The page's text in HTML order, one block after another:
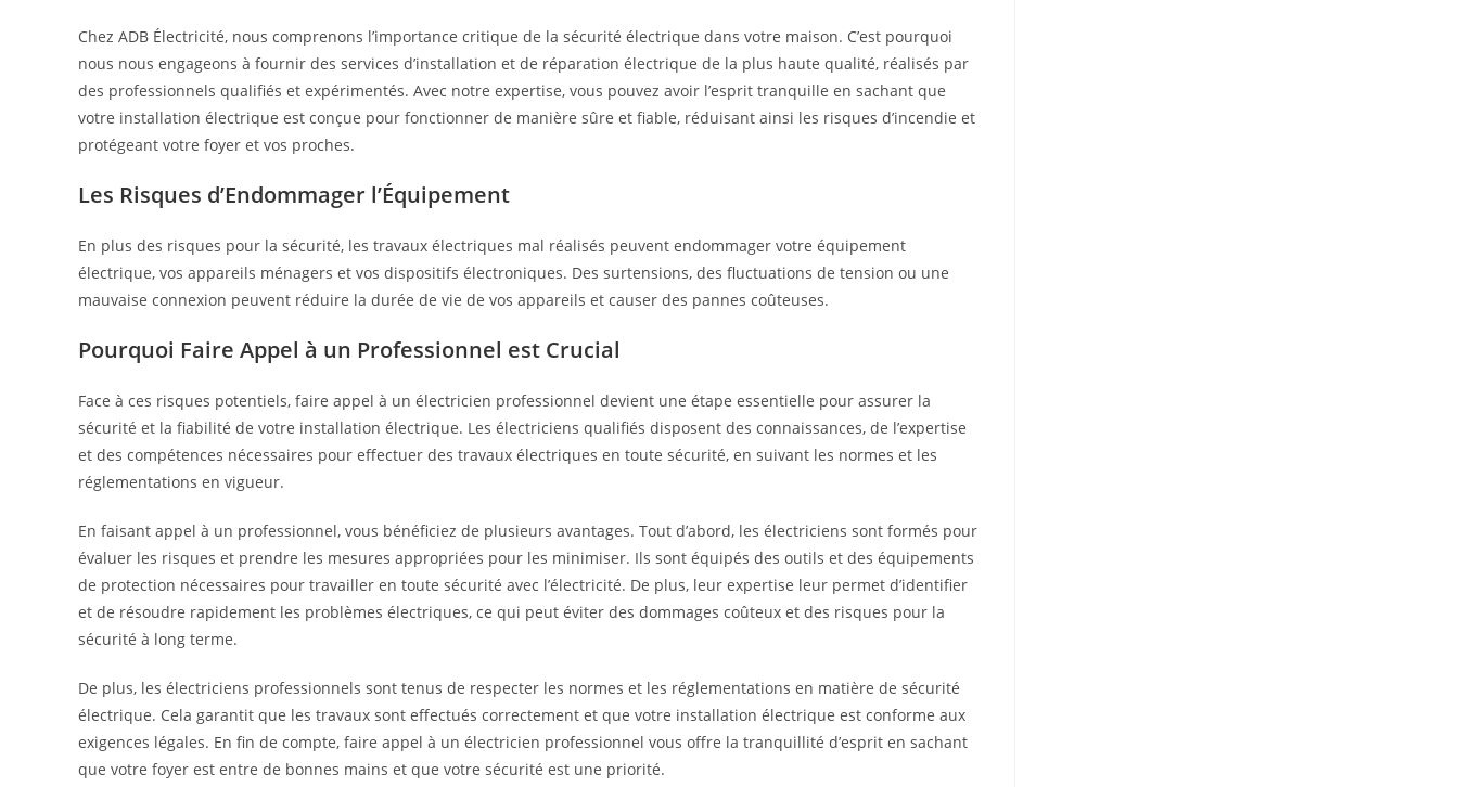
Chez ADB Électricité, nous comprenons l’importance critique de la sécurité électrique dans votre maison. C’est pourquoi
nous nous engageons à fournir des services d’installation et de réparation électrique de la plus haute qualité, réalisés par
des professionnels qualifiés et expérimentés. Avec notre expertise, vous pouvez avoir l’esprit tranquille en sachant que
votre installation électrique est conçue pour fonctionner de manière sûre et fiable, réduisant ainsi les risques d’incendie et
protégeant votre foyer et vos proches.
Les Risques d’Endommager l’Équipement
En plus des risques pour la sécurité, les travaux électriques mal réalisés peuvent endommager votre équipement
électrique, vos appareils ménagers et vos dispositifs électroniques. Des surtensions, des fluctuations de tension ou une
mauvaise connexion peuvent réduire la durée de vie de vos appareils et causer des pannes coûteuses.
Pourquoi Faire Appel à un Professionnel est Crucial
Face à ces risques potentiels, faire appel à un électricien professionnel devient une étape essentielle pour assurer la
sécurité et la fiabilité de votre installation électrique. Les électriciens qualifiés disposent des connaissances, de l’expertise
et des compétences nécessaires pour effectuer des travaux électriques en toute sécurité, en suivant les normes et les
réglementations en vigueur.
En faisant appel à un professionnel, vous bénéficiez de plusieurs avantages. Tout d’abord, les électriciens sont formés pour
évaluer les risques et prendre les mesures appropriées pour les minimiser. Ils sont équipés des outils et des équipements
de protection nécessaires pour travailler en toute sécurité avec l’électricité. De plus, leur expertise leur permet d’identifier
et de résoudre rapidement les problèmes électriques, ce qui peut éviter des dommages coûteux et des risques pour la
sécurité à long terme.
De plus, les électriciens professionnels sont tenus de respecter les normes et les réglementations en matière de sécurité
électrique. Cela garantit que les travaux sont effectués correctement et que votre installation électrique est conforme aux
exigences légales. En fin de compte, faire appel à un électricien professionnel vous offre la tranquillité d’esprit en sachant
que votre foyer est entre de bonnes mains et que votre sécurité est une priorité.